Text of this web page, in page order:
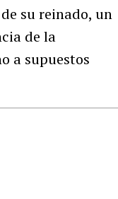
su reinado, un
de la
a supuestos